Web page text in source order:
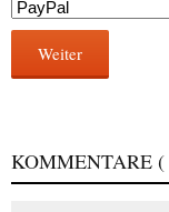
Weiter
KOMMENTARE (